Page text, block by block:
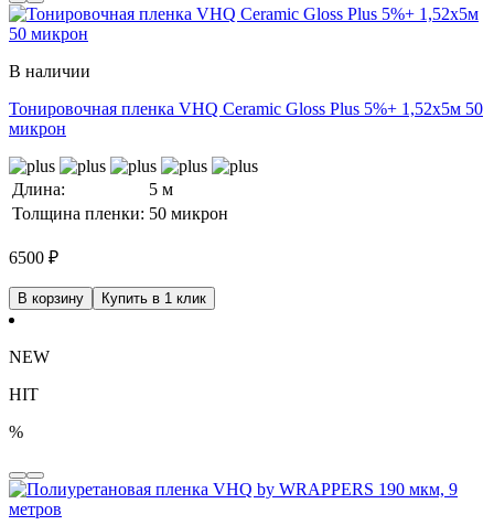
В наличии
Тонировочная пленка VHQ Ceramic Gloss Plus 5%+ 1,52x5м 50
микрон
Длина:
5 м
Толщина пленки: 50 микрон
6500 ₽
В корзину Купить в 1 клик
NEW
HIT
%